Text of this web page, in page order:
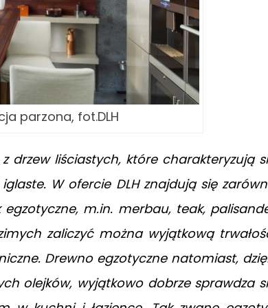
parzona, fot.DLH
drzew liściastych, które charakteryzują
W ofercie DLH znajdują się
m.in. merbau, teak,
zaliczyć można wyjątkową
Drewno egzotyczne natomiast,
olejków, wyjątkowo dobrze sprawdza